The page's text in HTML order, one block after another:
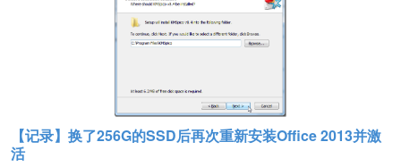
【记录】换了256G的SSD后再次重新安装Office 2013并激
活